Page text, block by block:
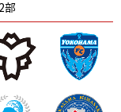
愛媛Ｌ
部